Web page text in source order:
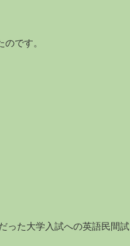
です。
った大学入試への英語民間試